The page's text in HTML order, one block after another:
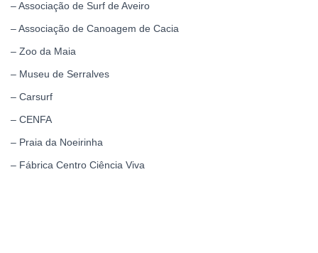
– Associação de Surf de Aveiro
– Associação de Canoagem de Cacia
– Zoo da Maia
– Museu de Serralves
– Carsurf
– CENFA
– Praia da Noeirinha
– Fábrica Centro Ciência Viva